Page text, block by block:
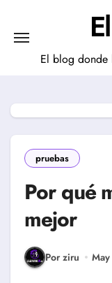
contenido
El blog donde
pruebas
Por qué
mejor
Por ziru